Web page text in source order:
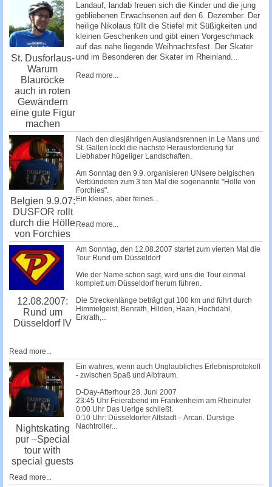
St. Dusforlaus-
Warum
Blauröcke
auch in roten
Gewändern
eine gute Figur
machen
Landauf, landab freuen sich die Kinder und die jung
gebliebenen Erwachsenen auf den 6. Dezember. Der
heilige Nikolaus füllt die Stiefel mit Süßigkeiten und
kleinen Geschenken und gibt einen Vorgeschmack
auf das nahe liegende Weihnachtsfest. Der Skater
und im Besonderen der Skater im Rheinland...
Read more...
Belgien 9.9.07:
DUSFOR rollt
durch die Hölle
von Forchies
Nach den diesjährigen Auslandsrennen in Le Mans und
St. Gallen lockt die nächste Herausforderung für
Liebhaber hügeliger Landschaften.
Am Sonntag den 9.9. organisieren UNsere belgischen
Verbündeten zum 3 ten Mal die sogenannte "Hölle von
Forchies".
Ein kleines, aber feines...
Read more...
12.08.2007:
Rund um
Düsseldorf IV
Am Sonntag, den 12.08.2007 startet zum vierten Mal die
Tour Rund um Düsseldorf
Wie der Name schon sagt, wird uns die Tour einmal
komplett um Düsseldorf herum führen.
Die Streckenlänge beträgt gut 100 km und führt durch
Himmelgeist, Benrath, Hilden, Haan, Hochdahl,
Erkrath,...
Read more...
Nightskating
pur –Special
tour with
special guests
Ein wahres, wenn auch Unglaubliches Erlebnisprotokoll
- zwischen Spaß und Albtraum.
D-Day-Afterhour 28. Juni 2007
23:45 Uhr Feierabend im Frankenheim am Rheinufer
0:00 Uhr Das Uerige schließt.
0:10 Uhr: Düsseldorfer Altstadt – Arcari. Durstige
Nachtroller...
Read more...